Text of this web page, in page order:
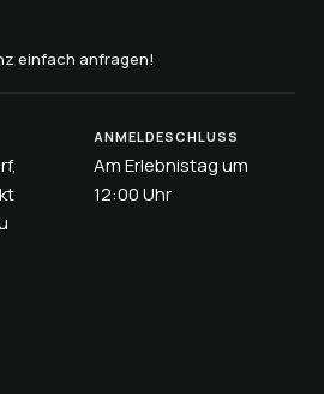
einfach anfragen!
ANMELDESCHLUSS
Am Erlebnistag um
12:00 Uhr